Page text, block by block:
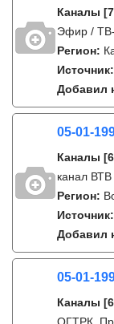
Каналы
Эфир /
Регион:
Источник:
Добавил
05-01-
Каналы
канал
Регион:
Источник:
Добавил
05-01-
Каналы